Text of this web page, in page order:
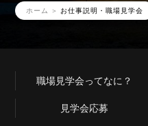
ホーム お仕事説明・職場見学会
職場見学会ってなに？
見学会応募